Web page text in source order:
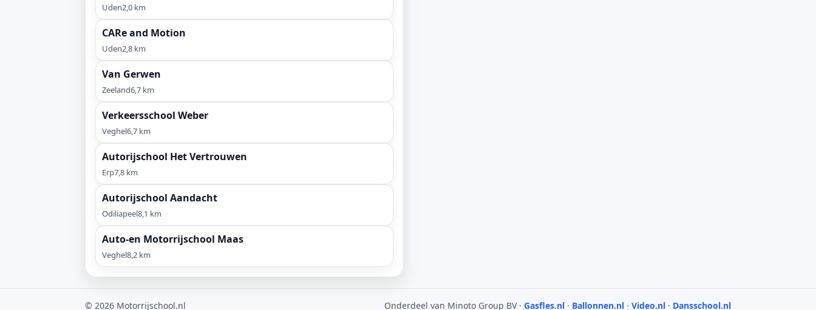
Uden2,0 km
CARe and Motion
Uden2,8 km
Van Gerwen
Zeeland6,7 km
Verkeersschool Weber
Veghel6,7 km
Autorijschool Het Vertrouwen
Erp7,8 km
Autorijschool Aandacht
Odiliapeel8,1 km
Auto-en Motorrijschool Maas
Veghel8,2 km
© 2026 Motorrijschool.nl Onderdeel van Minoto Group BV · Gasfles.nl · Ballonnen.nl · Video.nl · Dansschool.nl